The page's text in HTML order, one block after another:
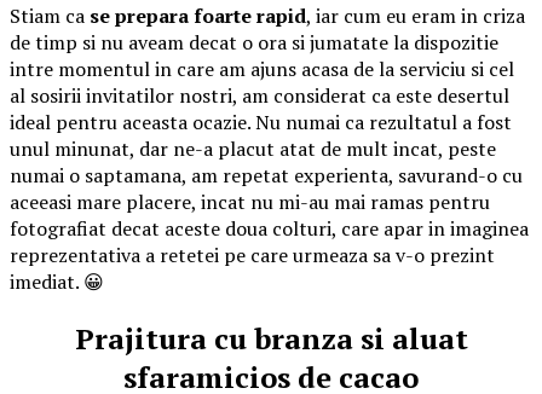
Stiam ca se prepara foarte rapid, iar cum eu eram in criza
de timp si nu aveam decat o ora si jumatate la dispozitie
intre momentul in care am ajuns acasa de la serviciu si cel
al sosirii invitatilor nostri, am considerat ca este desertul
ideal pentru aceasta ocazie. Nu numai ca rezultatul a fost
unul minunat, dar ne-a placut atat de mult incat, peste
numai o saptamana, am repetat experienta, savurand-o cu
aceeasi mare placere, incat nu mi-au mai ramas pentru
fotografiat decat aceste doua colturi, care apar in imaginea
reprezentativa a retetei pe care urmeaza sa v-o prezint
imediat. 😀
Prajitura cu branza si aluat
sfaramicios de cacao